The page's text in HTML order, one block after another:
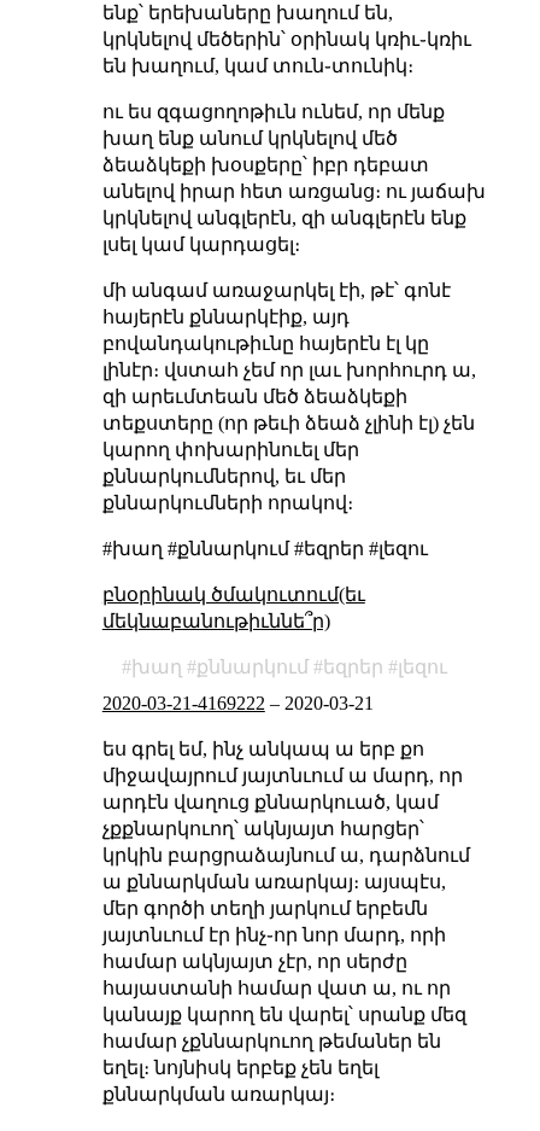
ենք՝ երեխաները խաղում են,
կրկնելով մեծերին՝ օրինակ կռիւ֊կռիւ
են խաղում, կամ տուն֊տունիկ։
ու ես զգացողոթիւն ունեմ, որ մենք
խաղ ենք անում կրկնելով մեծ
ձեաձկեքի խօսքերը՝ իբր դեբատ
անելով իրար հետ առցանց։ ու յաճախ
կրկնելով անգլերէն, զի անգլերէն ենք
լսել կամ կարդացել։
մի անգամ առաջարկել էի, թէ՝ գոնէ
հայերէն քննարկէիք, այդ
բովանդակութիւնը հայերէն էլ կը
լինէր։ վստահ չեմ որ լաւ խորհուրդ ա,
զի արեւմտեան մեծ ձեաձկեքի
տեքստերը (որ թեւի ձեաձ չլինի էլ) չեն
կարող փոխարինուել մեր
քննարկումներով, եւ մեր
քննարկումների որակով։
#խաղ #քննարկում #եզրեր #լեզու
բնօրինակ ծմակուտում(եւ
մեկնաբանութիւննե՞ր)
խաղ քննարկում եզրեր
լեզու
2020-03-21-4169222 – 2020-03-21
ես գրել եմ, ինչ անկապ ա երբ քո
միջավայրում յայտնւում ա մարդ, որ
արդէն վաղուց քննարկուած, կամ
չքքնարկուող՝ ակնյայտ հարցեր՝
կրկին բարցրաձայնում ա, դարձնում
ա քննարկման առարկայ։ այսպէս,
մեր գործի տեղի յարկում երբեմն
յայտնւում էր ինչ֊որ նոր մարդ, որի
համար ակնյայտ չէր, որ սերժը
հայաստանի համար վատ ա, ու որ
կանայք կարող են վարել՝ սրանք մեզ
համար չքննարկուող թեմաներ են
եղել։ նոյնիսկ երբեք չեն եղել
քննարկման առարկայ։